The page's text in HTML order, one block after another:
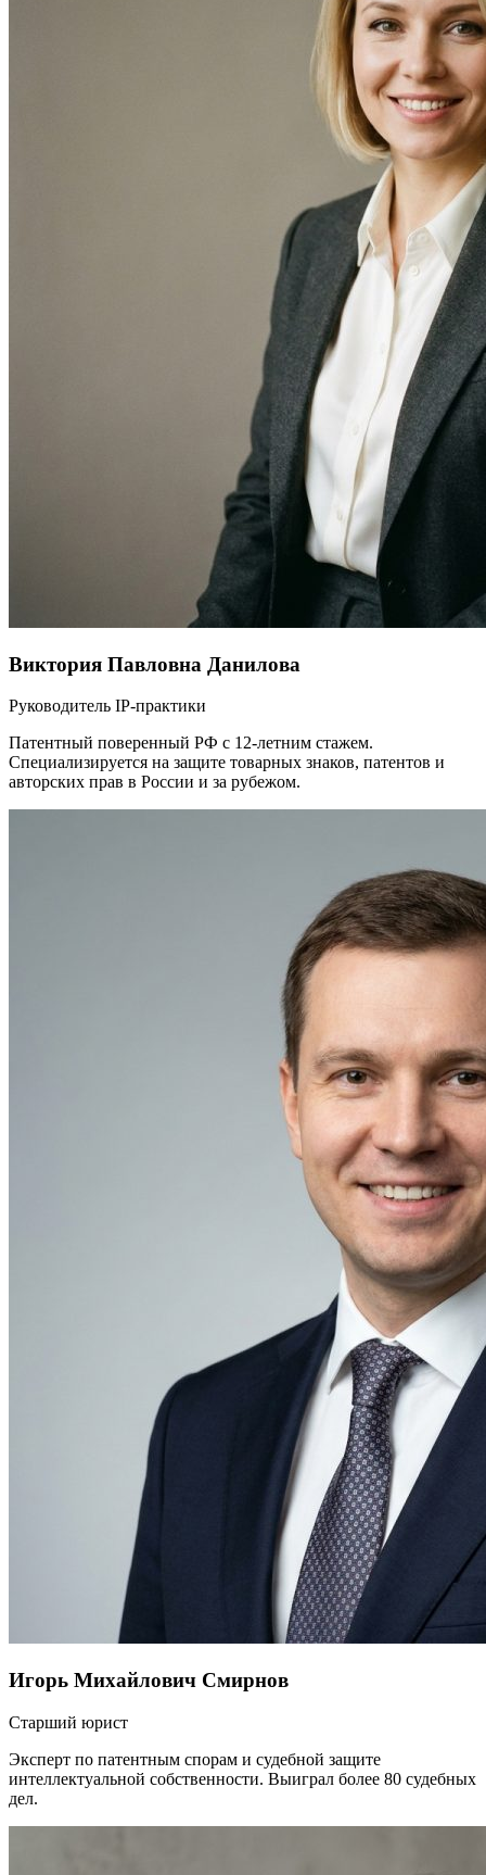
Виктория Павловна Данилова
Руководитель IP-практики
Патентный поверенный РФ с 12-летним стажем.
Специализируется на защите товарных знаков, патентов и
авторских прав в России и за рубежом.
Игорь Михайлович Смирнов
Старший юрист
Эксперт по патентным спорам и судебной защите
интеллектуальной собственности. Выиграл более 80 судебных
дел.